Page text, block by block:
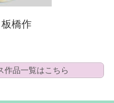
橋作
作品一覧はこちら